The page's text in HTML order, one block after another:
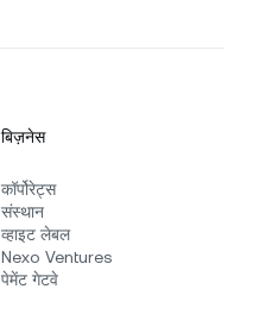
बिज़नेस
कॉर्पोरेट्स
संस्थान
व्हाइट लेबल
Nexo Ventures
पेमेंट गेटवे